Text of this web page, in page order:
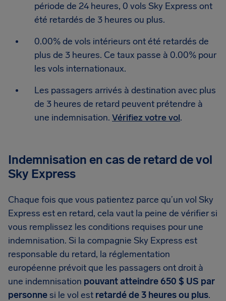
période de 24 heures, 0 vols Sky Express ont
été retardés de 3 heures ou plus.
0.00% de vols intérieurs ont été retardés de
plus de 3 heures. Ce taux passe à 0.00% pour
les vols internationaux.
Les passagers arrivés à destination avec plus
de 3 heures de retard peuvent prétendre à
une indemnisation. Vérifiez votre vol.
Indemnisation en cas de retard de vol
Sky Express
Chaque fois que vous patientez parce qu’un vol Sky
Express est en retard, cela vaut la peine de vérifier si
vous remplissez les conditions requises pour une
indemnisation. Si la compagnie Sky Express est
responsable du retard, la réglementation
européenne prévoit que les passagers ont droit à
une indemnisation pouvant atteindre 650 $ US par
personnesi le vol est retardé de 3 heures ou plus.